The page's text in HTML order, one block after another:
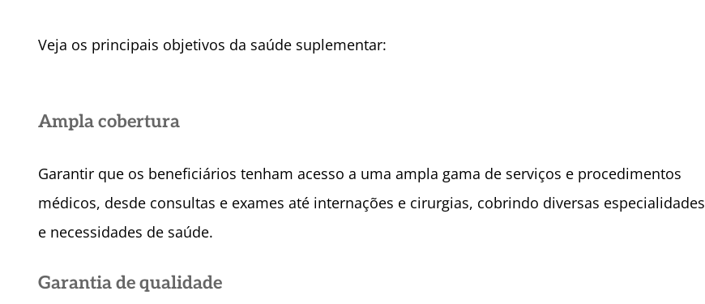
Veja os principais objetivos da saúde suplementar:
Ampla cobertura
Garantir que os beneficiários tenham acesso a uma ampla gama de serviços e procedimentos
médicos, desde consultas e exames até internações e cirurgias, cobrindo diversas especialidades
e necessidades de saúde.
Garantia de qualidade